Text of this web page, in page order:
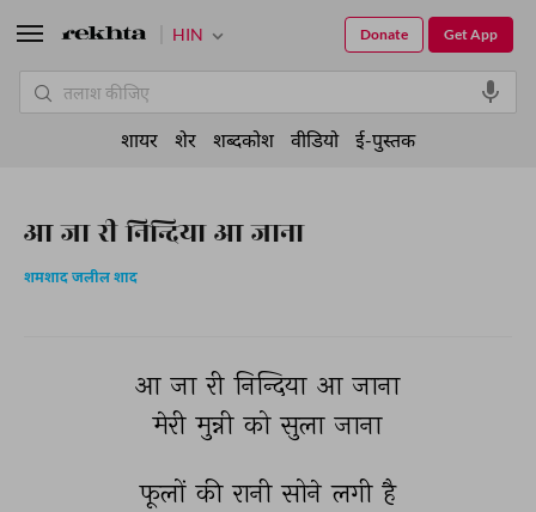
आ जा री निन्दिया आ जाना
शमशाद जलील शाद
आ जा री निन्दिया आ जाना
मेरी मुन्नी को सुला जाना
फूलों की रानी सोने लगी है
HIN Get App
Donate
शायर शेर शब्दकोश वीडियो ई-पुस्तक